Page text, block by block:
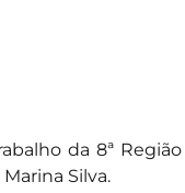
da 8ª
Silva.